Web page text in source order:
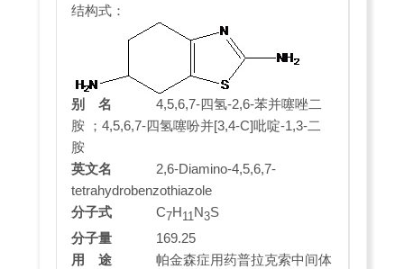
结构式：
别 名 4,5,6,7-四氢-2,6-苯并噻唑二
胺 ；4,5,6,7-四氢噻吩并[3,4-C]吡啶-1,3-二
胺
英文名 2,6-Diamino-4,5,6,7-
tetrahydrobenzothiazole
分子式 C 7H11N3S
分子量 169.25
用 途 帕金森症用药普拉克索中间体